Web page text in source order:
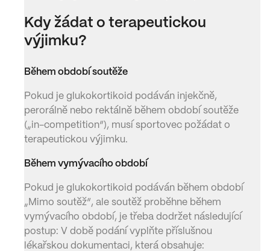
Kdy žádat o terapeutickou
výjimku?
Během období soutěže
Pokud je glukokortikoid podáván injekčně,
perorálně nebo rektálně během období soutěže
(„in-competition“), musí sportovec požádat o
terapeutickou výjimku.
Během vymývacího období
Pokud je glukokortikoid podáván během období
„Mimo soutěž“, ale soutěž proběhne během
vymývacího období, je třeba dodržet následující
postup: V době podání vyplňte příslušnou
lékařskou dokumentaci, která obsahuje: